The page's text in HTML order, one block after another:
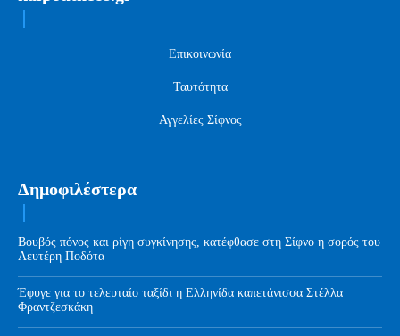
Επικοινωνία
Ταυτότητα
Αγγελίες Σίφνος
Δημοφιλέστερα
Βουβός πόνος και ρίγη συγκίνησης, κατέφθασε στη Σίφνο η σορός του
Λευτέρη Ποδότα
Έφυγε για το τελευταίο ταξίδι η Ελληνίδα καπετάνισσα Στέλλα
Φραντζεσκάκη